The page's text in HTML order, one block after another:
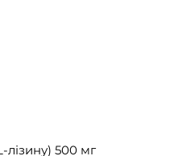
лізину) 500 мг